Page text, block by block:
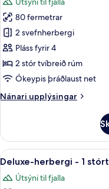
myndir
fyrir
Deluxe-
svíta
(Partial
View)
80 fermetrar
2 svefnherbergi
Pláss fyrir 4
2 stór tvíbreið rúm
Ókeypis þráðlaust net
Nánari upplýsingar
Nánari
svíta
(Partial
View)
Skoða
allar
myndir
6
Deluxe-herbergi - 1
Útsýni til fjalla